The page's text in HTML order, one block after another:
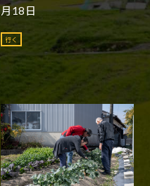
月18日
行く